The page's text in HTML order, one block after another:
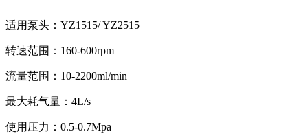
适用泵头：YZ1515/ YZ2515
转速范围：160-600rpm
流量范围：10-2200ml/min
最大耗气量：4L/s
使用压力：0.5-0.7Mpa